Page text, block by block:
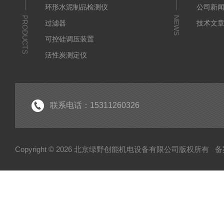
PRODUCTS
环形水泥制品检测仪
过滤器
可控硅调压装置
活性炭测定仪
NEWS
公司新
技术文
联系电话：15311260326
Copyright © 2026 北京绿野创能机电设备有限公司版权所有 备